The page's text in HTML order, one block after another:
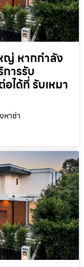
ญ่ หากกำลัง
ารรับ
ได้ที่ รับเหมา
าช่า